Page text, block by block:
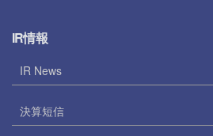
IR情報
IR News
決算短信